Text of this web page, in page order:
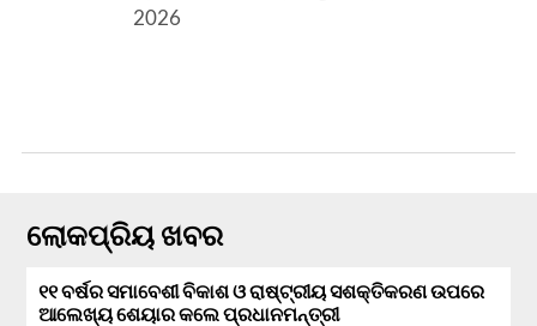
2026
ଲୋକପ୍ରିୟ ଖବର
୧୧ ବର୍ଷର ସମାବେଶୀ ବିକାଶ ଓ ରାଷ୍ଟ୍ରୀୟ ସଶକ୍ତିକରଣ ଉପରେ
ଆଲେଖ୍ୟ ଶେୟାର କଲେ ପ୍ରଧାନମନ୍ତ୍ରୀ